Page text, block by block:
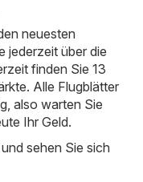
neuesten
jederzeit über die
finden Sie 13
Alle Flugblätter
also warten Sie
Ihr Geld.
sehen Sie sich